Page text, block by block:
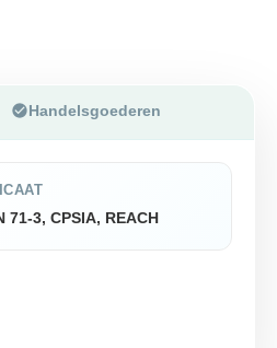
Handelsgoederen
71-3, CPSIA, REACH